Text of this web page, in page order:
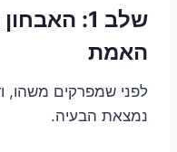
שלב 1:
האמת
לפני שמפרקים משהו,
נמצאת הבעיה.